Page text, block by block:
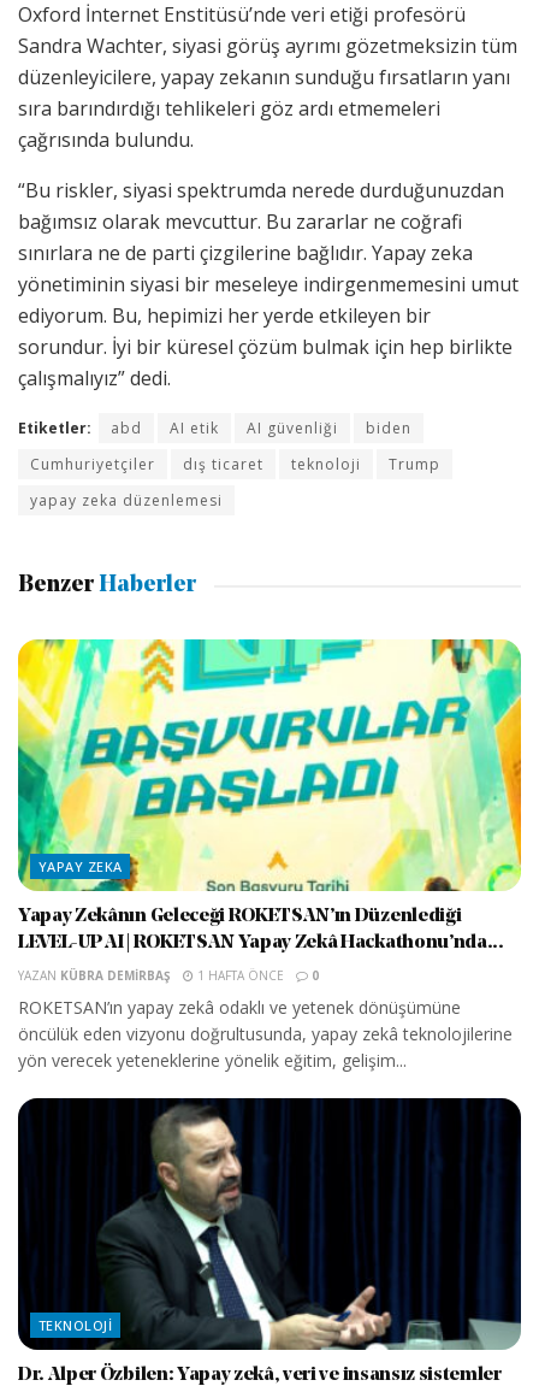
Oxford İnternet Enstitüsü’nde veri etiği profesörü
Sandra Wachter, siyasi görüş ayrımı gözetmeksizin tüm
düzenleyicilere, yapay zekanın sunduğu fırsatların yanı
sıra barındırdığı tehlikeleri göz ardı etmemeleri
çağrısında bulundu.
“Bu riskler, siyasi spektrumda nerede durduğunuzdan
bağımsız olarak mevcuttur. Bu zararlar ne coğrafi
sınırlara ne de parti çizgilerine bağlıdır. Yapay zeka
yönetiminin siyasi bir meseleye indirgenmemesini umut
ediyorum. Bu, hepimizi her yerde etkileyen bir
sorundur. İyi bir küresel çözüm bulmak için hep birlikte
çalışmalıyız” dedi.
Etiketler: abd AI etik AI güvenliği
biden
Cumhuriyetçiler
dış ticaret teknoloji
Trump
yapay zeka düzenlemesi
Benzer Haberler
YAPAY ZEKA
Yapay Zekânın Geleceği ROKETSAN’ın Düzenlediği
LEVEL-UP AI | ROKETSAN Yapay Zekâ Hackathonu’nda...
YAZAN KÜBRA DEMIRBAŞ 1 HAFTA ÖNCE 0
ROKETSAN’ın yapay zekâ odaklı ve yetenek dönüşümüne
öncülük eden vizyonu doğrultusunda, yapay zekâ teknolojilerine
yön verecek yeteneklerine yönelik eğitim, gelişim...
TEKNOLOJI
Dr. Alper Özbilen: Yapay zekâ, veri ve insansız sistemler